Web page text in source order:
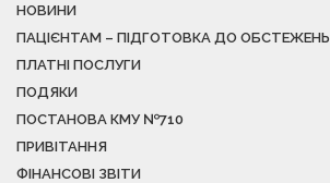
НОВИНИ
ПАЦІЄНТАМ – ПІДГОТОВКА ДО ОБСТЕЖЕНЬ
ПЛАТНІ ПОСЛУГИ
ПОДЯКИ
ПОСТАНОВА КМУ №710
ПРИВІТАННЯ
ФІНАНСОВІ ЗВІТИ